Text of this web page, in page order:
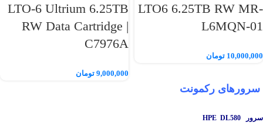
LTO6 6.25TB RW MR-
L6MQN-01
10,000,000 تومان
LTO‑6 Ultrium 6.25TB
RW Data Cartridge |
C7976A
9,000,000 تومان
سرورهای رکمونت
سرور HPE DL580